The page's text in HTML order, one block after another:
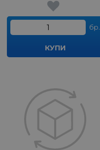
бр.
КУПИ